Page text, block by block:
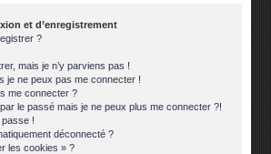
et d’enregistrement
?
mais je n’y parviens pas !
je ne peux pas me connecter !
me connecter ?
le passé mais je ne peux plus me connecter ?!
passe !
déconnecté ?
les cookies » ?